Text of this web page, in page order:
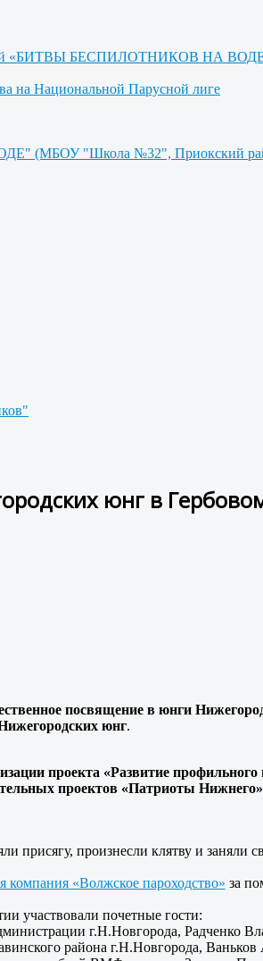
«БИТВЫ БЕСПИЛОТНИКОВ НА
на Национальной Парусной лиге
(МБОУ "Школа №32", Приокский
юнг в
посвящение в юнги
юнг.
проекта «Развитие
проектов «Патриоты Нижнего»
присягу, произнесли клятву и
компания «Волжское пароходство» за
участвовали почетные гости:
г.Н.Новгорода, Радченко
района г.Н.Новгорода,